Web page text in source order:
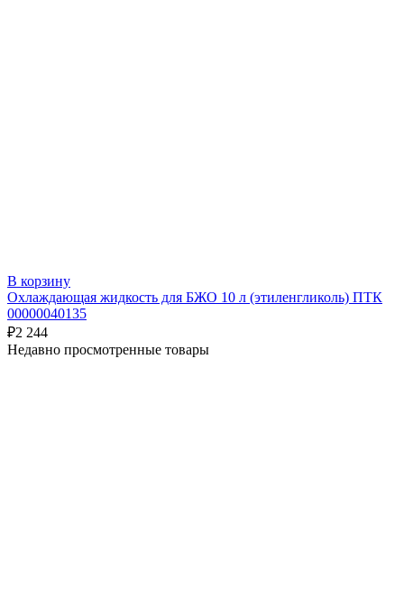
В корзину
Охлаждающая жидкость для БЖО 10 л (этиленгликоль) ПТК
00000040135
₽2 244
Недавно просмотренные товары